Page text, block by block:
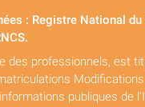
: Registre National
des professionnels, est
publiques de